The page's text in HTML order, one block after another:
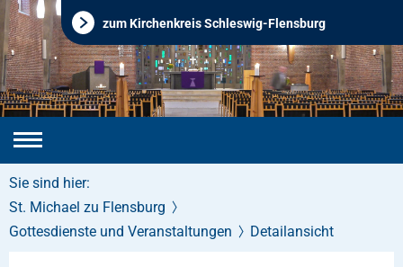
zum Kirchenkreis Schleswig-Flensburg
Sie sind hier:
St. Michael zu Flensburg
Gottesdienste und Veranstaltungen
Detailansicht